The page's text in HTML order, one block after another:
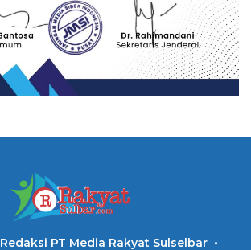
Redaksi PT Media Rakyat Sulselbar